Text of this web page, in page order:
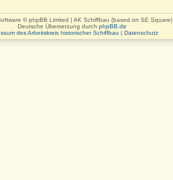
© phpBB Limited | AK Schiffbau (based on SE Square)
Deutsche Übersetzung durch phpBB.de
des Arbeitskreis historischer Schiffbau | Datenschutz